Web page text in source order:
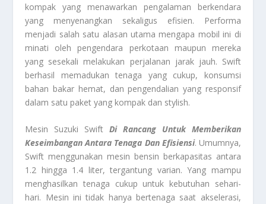
kompak yang menawarkan pengalaman berkendara
yang menyenangkan sekaligus efisien. Performa
menjadi salah satu alasan utama mengapa mobil ini di
minati oleh pengendara perkotaan maupun mereka
yang sesekali melakukan perjalanan jarak jauh. Swift
berhasil memadukan tenaga yang cukup, konsumsi
bahan bakar hemat, dan pengendalian yang responsif
dalam satu paket yang kompak dan stylish.
Mesin Suzuki Swift Di Rancang Untuk Memberikan
Keseimbangan Antara Tenaga Dan Efisiensi. Umumnya,
Swift menggunakan mesin bensin berkapasitas antara
1.2 hingga 1.4 liter, tergantung varian. Yang mampu
menghasilkan tenaga cukup untuk kebutuhan sehari-
hari. Mesin ini tidak hanya bertenaga saat akselerasi,